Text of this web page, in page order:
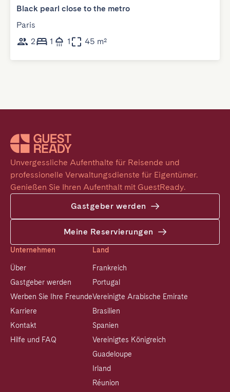
Black pearl close to the metro
Paris
2
1 1 45 m²
Unvergessliche Aufenthalte für Reisende und
professionelle Verwaltungsdienste für Eigentümer.
Genießen Sie Ihren Aufenthalt mit GuestReady.
Gastgeber werden
Meine Reservierungen
Unternehmen
Über
Gastgeber werden
Werben Sie Ihre Freunde
Karriere
Kontakt
Hilfe und FAQ
Land
Frankreich
Portugal
Vereinigte Arabische Emirate
Brasilien
Spanien
Vereinigtes Königreich
Guadeloupe
Irland
Réunion